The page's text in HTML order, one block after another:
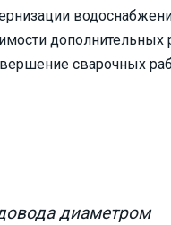
дополнительных
сварочных
диаметром